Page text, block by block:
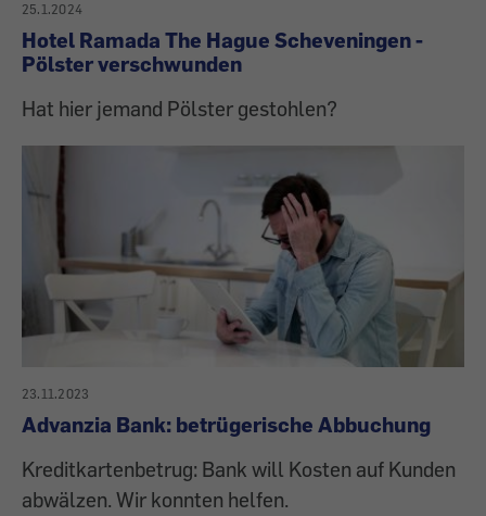
25.1.2024
Hotel Ramada The Hague Scheveningen -
Pölster verschwunden
Hat hier jemand Pölster gestohlen?
23.11.2023
Advanzia Bank: betrügerische Abbuchung
Kreditkartenbetrug: Bank will Kosten auf Kunden
abwälzen. Wir konnten helfen.